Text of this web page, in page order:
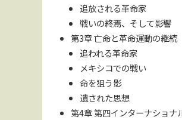
追放される革命家
戦いの終焉、そして影響
第3章 亡命と革命運動の継続
追われる革命家
メキシコでの戦い
命を狙う影
遺された思想
第4章 第四インターナショナ